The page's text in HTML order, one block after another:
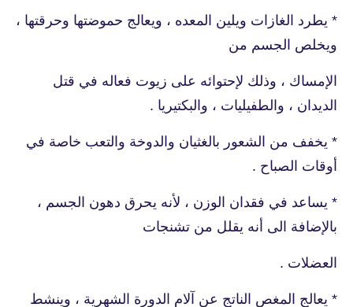
* يطرد الغازات ويلين المعده ، ويعالج حموضتها وحرقتها ،
ويخلص الجسم من
الإمساك ، وذلك لإحتوائه على زيوت فعاله في قتل
الديدان ، والطفيليات ، والبكتيريا .
* يخفف من الشعور بالغثيان والدوخة والتعب خاصة في
أوقات الصباح .
* يساعد في فقدان الوزن ، لأنه يحرق دهون الجسم ،
بالإضافة الى أنه يقلل من تشنجات
العضلات .
* يعالج المغص الناتج عن آلام الدورة الشهرية ، وينشط